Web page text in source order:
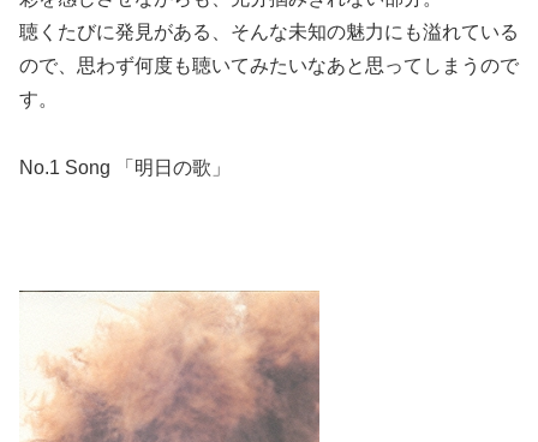
聴くたびに発見がある、そんな未知の魅力にも溢れている
ので、思わず何度も聴いてみたいなあと思ってしまうので
す。
No.1 Song 「明日の歌」